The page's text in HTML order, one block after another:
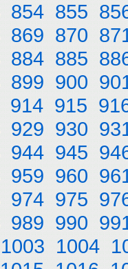
854 855
869 870
884 885
899 900
914 915
929 930
944 945
959 960
974 975
989 990
1003 1004